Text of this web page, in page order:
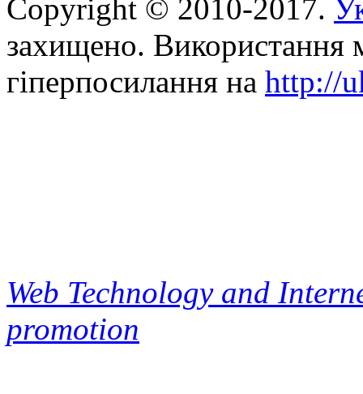
Copyright © 2010-2017.
захищено. Використання
гіперпосилання на http://
Web Technology and
promotion